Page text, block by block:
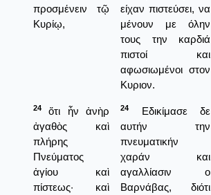
προσμένειν τῷ
Κυρίῳ,
είχαν πιστεύσει, να
μένουν με όλην
τους την καρδιά
πιστοί και
αφωσιωμένοι στον
Κυριον.
24
ὅτι ἦν ἀνὴρ
ἀγαθὸς καὶ
πλήρης
Πνεύματος
ἁγίου καὶ
πίστεως· καὶ
24
Εδικίμασε δε
αυτήν την
πνευματικήν
χαράν και
αγαλλίασιν ο
Βαρνάβας, διότι